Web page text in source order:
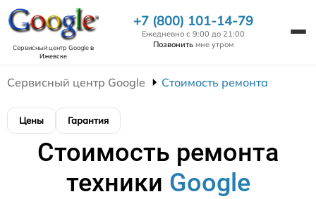
Сервисный центр Googleв
Ижевске
+7 (800) 101-14-79
Ежедневно с 9:00 до 21:00
Позвонить мне утром
Сервисный центр Google Стоимость ремонта
Цены Гарантия
Стоимость ремонта
техники Google